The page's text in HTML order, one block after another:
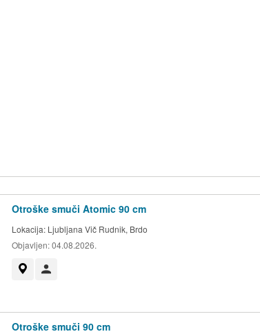
Otroške smuči Atomic 90 cm
Lokacija: Ljubljana Vič Rudnik, Brdo
Objavljen:04.08.2026.
Otroške smuči 90 cm